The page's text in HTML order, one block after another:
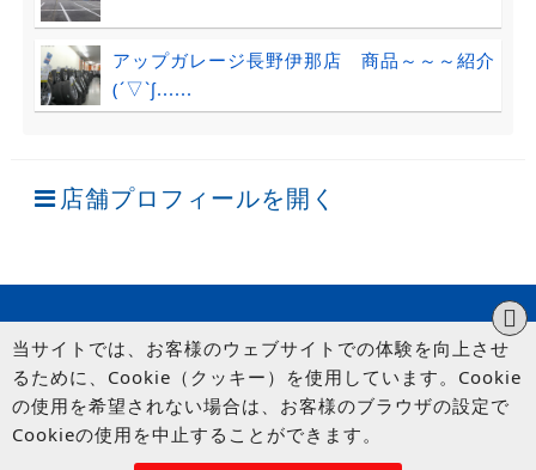
アップガレージ長野伊那店 商品～～～紹介
(´▽`ʃ......
店舗プロフィールを開く
当サイトでは、お客様のウェブサイトでの体験を向上させ
るために、Cookie（クッキー）を使用しています。Cookie
の使用を希望されない場合は、お客様のブラウザの設定で
Cookieの使用を中止することができます。